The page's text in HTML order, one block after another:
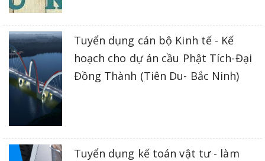
Tuyển dụng cán bộ Kinh tế - Kế
hoạch cho dự án cầu Phật Tích-Đại
Đồng Thành (Tiên Du- Bắc Ninh)
Tuyển dụng kế toán vật tư - làm